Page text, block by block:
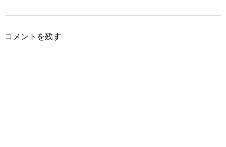
コメントを残す